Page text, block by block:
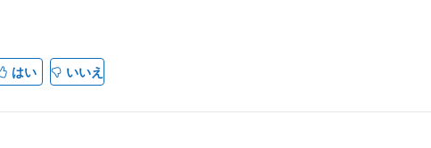
はい いいえ